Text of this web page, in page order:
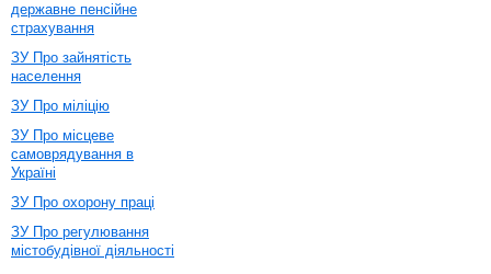
державне пенсійне
страхування
ЗУ Про зайнятість
населення
ЗУ Про міліцію
ЗУ Про місцеве
самоврядування в
Україні
ЗУ Про охорону праці
ЗУ Про регулювання
містобудівної діяльності